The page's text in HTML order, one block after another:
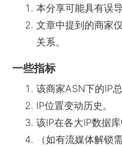
本分享可能具有误导
文章中提到的商家
关系。
一些指标
该商家ASN下的IP总
IP位置变动历史。
该IP在各大IP数据
（如有流媒体解